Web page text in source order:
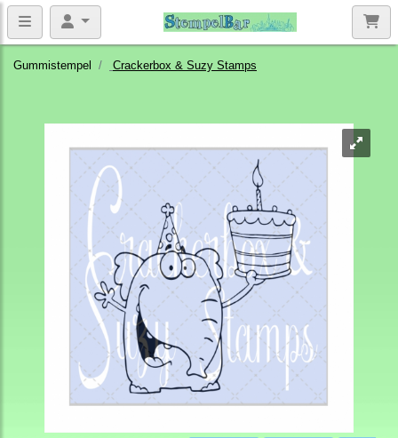
Gummistempel Crackerbox & Suzy Stamps